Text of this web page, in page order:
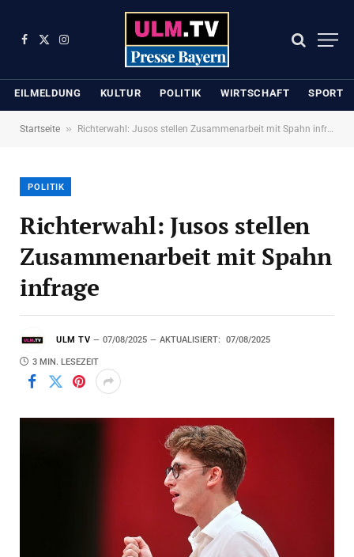
Facebook
X
Instagram
EILMELDUNG KULTUR POLITIK WIRTSCHAFT SPORT
Startseite » Richterwahl: Jusos stellen Zusammenarbeit mit Spahn infrage
POLITIK
Richterwahl: Jusos stellen
Zusammenarbeit mit Spahn
infrage
ULM TV 07/08/2025 AKTUALISIERT: 07/08/2025
3 MIN. LESEZEIT